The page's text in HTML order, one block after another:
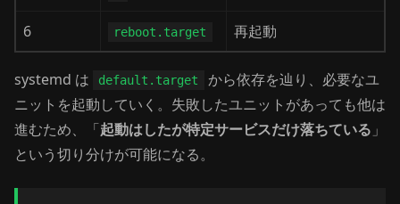
6 reboot.target 再起動
systemd は default.target
から依存を辿り、必要なユ
ニットを起動していく。失敗したユニットがあっても他は
進むため、「起動はしたが特定サービスだけ落ちている 」
という切り分けが可能になる。